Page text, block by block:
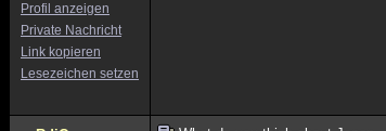
Profil anzeigen
Private Nachricht
Link kopieren
Lesezeichen setzen